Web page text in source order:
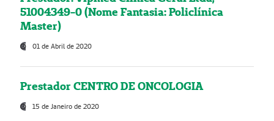
51004349-0 (Nome Fantasia: Policlínica
Master)
01 de Abril de 2020
Prestador CENTRO DE ONCOLOGIA
15 de Janeiro de 2020